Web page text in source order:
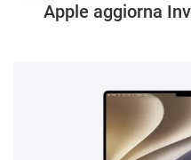
Apple aggiorna